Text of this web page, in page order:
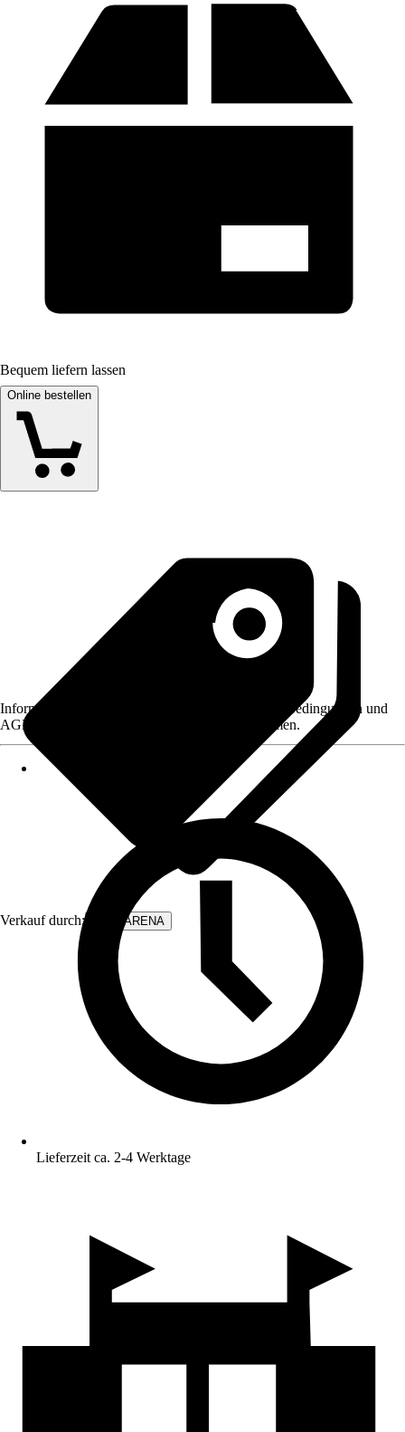
Bequem liefern lassen
Online bestellen
Verkauf durch: WALLARENA
Informationen des Verkäufers, wie z. B. Rückgabebedingungen und
AGB, finden Sie bei Klick auf den Verkäufernamen.
Lieferzeit ca. 2-4 Werktage